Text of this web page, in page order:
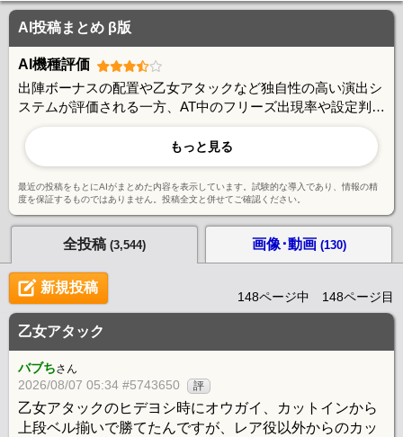
AI投稿まとめ β版
AI機種評価
出陣ボーナスの配置や乙女アタックなど独自性の高い演出シ
ステムが評価される一方、AT中のフリーズ出現率や設定判別
の難しさに課題を感じる声も。出玉性能は安定感に欠ける部
分があり、序盤好調でも後半の急激なハマりで大きくマイナ
スになるケースが報告されている。戦略性については高設定
の挙動や優遇ATの見極めなど、やり込み要素が豊富で玄人向
けの魅力がある。
もっと見る
最近の投稿をもとにAIがまとめた内容を表示しています。試験的な導入であり、情報の精
度を保証するものではありません。投稿全文と併せてご確認ください。
全投稿 (3,544) 画像･動画 (130)
新規投稿
148ページ中 148ページ目
乙女アタック
バブちさん
2026/08/07 05:34 #5743650 評
乙女アタックのヒデヨシ時にオウガイ、カットインから
上段ベル揃いで勝てたんですが、レア役以外からのカッ